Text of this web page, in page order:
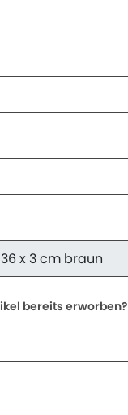
bereits erworben?